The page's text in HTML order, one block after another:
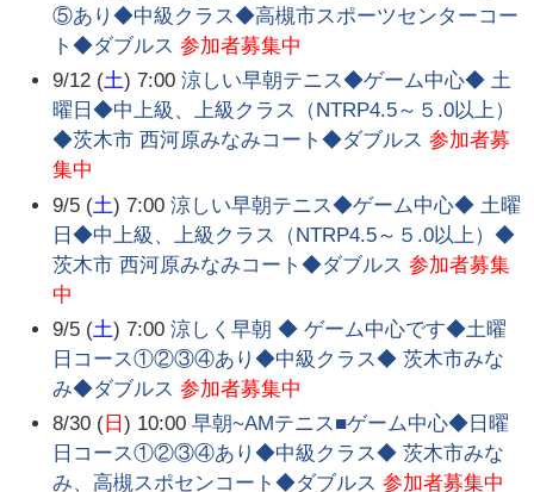
⑤あり◆中級クラス◆高槻市スポーツセンターコー
ト◆ダブルス 参加者募集中
9/12 (土) 7:00 涼しい早朝テニス◆ゲーム中心◆ 土
曜日◆中上級、上級クラス（NTRP4.5～５.0以上）
◆茨木市 西河原みなみコート◆ダブルス 参加者募
集中
9/5 (土) 7:00 涼しい早朝テニス◆ゲーム中心◆ 土曜
日◆中上級、上級クラス（NTRP4.5～５.0以上）◆
茨木市 西河原みなみコート◆ダブルス 参加者募集
中
9/5 (土) 7:00 涼しく早朝 ◆ ゲーム中心です◆土曜
日コース①②③④あり◆中級クラス◆ 茨木市みな
み◆ダブルス 参加者募集中
8/30 ( 日) 10:00 早朝~AMテニス■ゲーム中心◆日曜
日コース①②③④あり◆中級クラス◆ 茨木市みな
み、高槻スポセンコート◆ダブルス 参加者募集中